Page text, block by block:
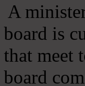
A
board is
that meet
board